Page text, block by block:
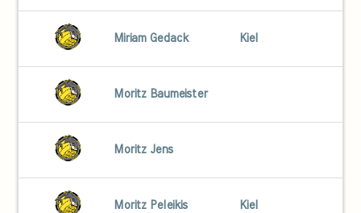
Miriam Gedack Kiel
Moritz Baumeister
Moritz Jens
Moritz Peleikis Kiel